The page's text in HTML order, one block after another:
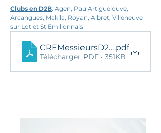
Clubs en D2B: Agen, Pau Artiguelouve,
Arcangues, Makila, Royan, Albret, Villeneuve
sur Lot et St Emilionnais
.pdf
Télécharger PDF • 351KB